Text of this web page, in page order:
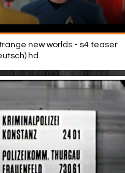
new worlds - s4 teaser
hd